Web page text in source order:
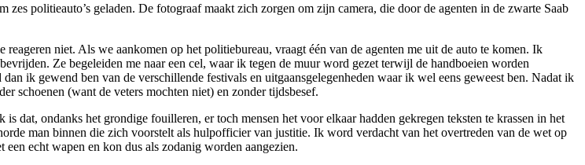
politieauto’s geladen. De fotograaf maakt zich zorgen om zijn camera, die door de agenten in de zwarte Saab
niet. Als we aankomen op het politiebureau, vraagt één van de agenten me uit de auto te komen. Ik
Ze begeleiden me naar een cel, waar ik tegen de muur word gezet terwijl de handboeien worden
ik gewend ben van de verschillende festivals en uitgaansgelegenheden waar ik wel eens geweest ben. Nadat ik
schoenen (want de veters mochten niet) en zonder tijdsbesef.
ondanks het grondige fouilleren, er toch mensen het voor elkaar hadden gekregen teksten te krassen in het
man binnen die zich voorstelt als hulpofficier van justitie. Ik word verdacht van het overtreden van de wet op
echt wapen en kon dus als zodanig worden aangezien.